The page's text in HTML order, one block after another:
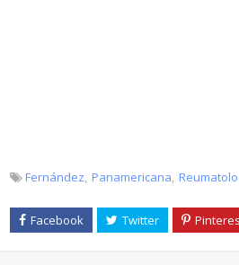
Fernández Panamericana